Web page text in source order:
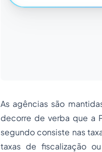
As agências são
decorre de verba que a
segundo consiste nas
taxas defiscalização